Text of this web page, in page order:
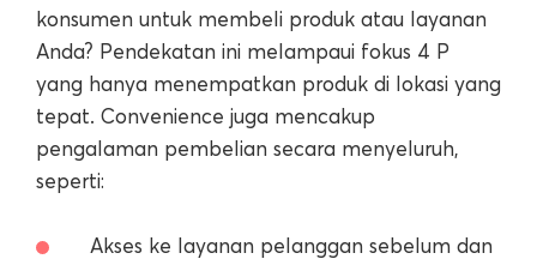
konsumen untuk membeli produk atau layanan
Anda? Pendekatan ini melampaui fokus 4 P
yang hanya menempatkan produk di lokasi yang
tepat. Convenience juga mencakup
pengalaman pembelian secara menyeluruh,
seperti:
Akses ke layanan pelanggan sebelum dan